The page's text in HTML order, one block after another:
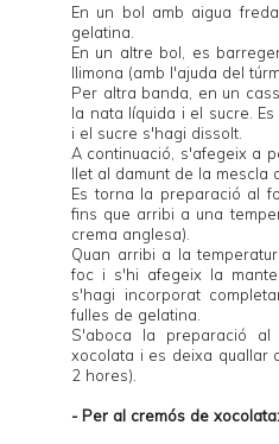
En un bol amb aigua
gelatina.
En un altre bol, es
llimona (amb l'ajuda del
Per altra banda, en un
la nata líquida i el sucre.
i el sucre s'hagi dissolt.
A continuació, s'afegeix a
llet al damunt de la mescla
Es torna la preparació al
fins que arribi a una
crema anglesa).
Quan arribi a la
foc i s'hi afegeix la
s'hagi incorporat
fulles de gelatina.
S'aboca la preparació
xocolata i es deixa quallar
2 hores).
- Per al cremós de xocolata: